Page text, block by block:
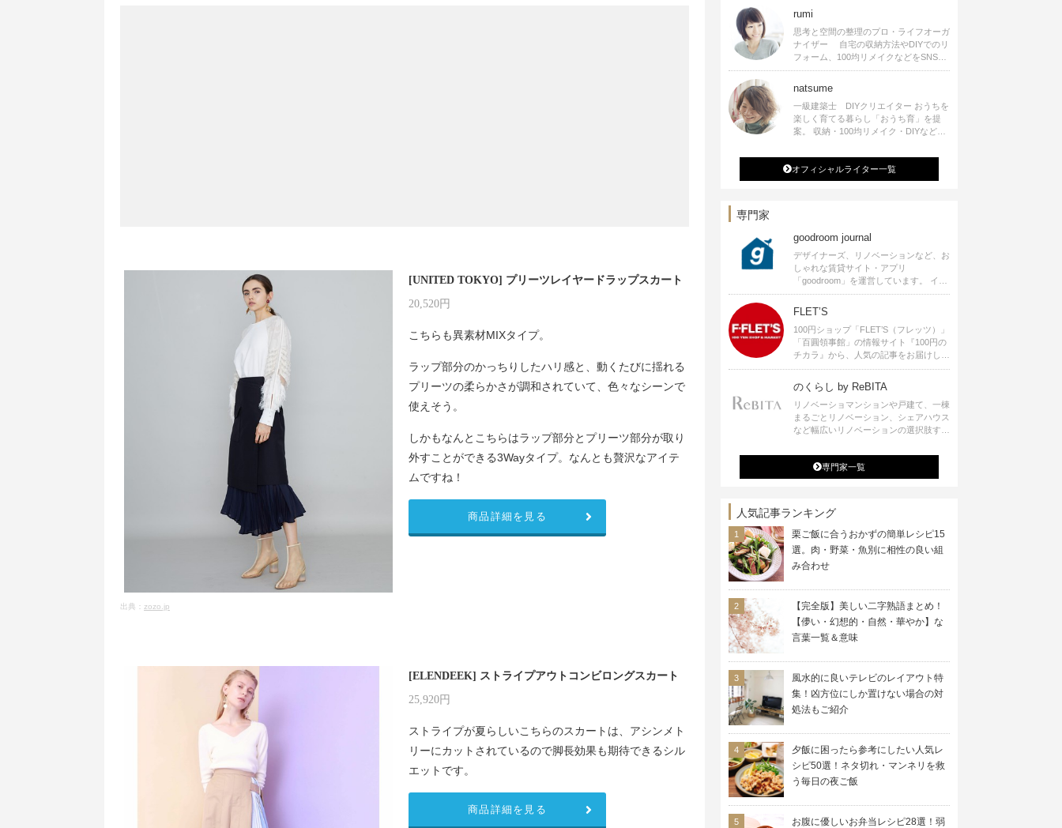
出典： zozo.jp
[UNITED TOKYO] プリーツレイヤードラップスカート
20,520円
こちらも異素材MIXタイプ。
ラップ部分のかっちりしたハリ感と、動くたびに揺れる
プリーツの柔らかさが調和されていて、色々なシーンで
使えそう。
しかもなんとこちらはラップ部分とプリーツ部分が取り
外すことができる3Wayタイプ。なんとも贅沢なアイテ
ムですね！
商品詳細を見る
[ELENDEEK] ストライプアウトコンビロングスカート
25,920円
ストライプが夏らしいこちらのスカートは、アシンメト
リーにカットされているので脚長効果も期待できるシル
エットです。
商品詳細を見る
ます。
rumi
思考と空間の整理のプロ・ライフオーガ
ナイザー 自宅の収納方法やDIYでのリ
フォーム、100均リメイクなどをSNSで
公開中。 収納やリメイク、インテリア
シピ提供、店舗プロデュース 2016年９
月に宝島社より【Rumiのおうち時間を
楽しむインテリア】を出版しました。
natsume
一級建築士 DIYクリエイター おうちを
楽しく育てる暮らし「おうち育」を提
案。 収納・100均リメイク・DIYなどお
発信中。 著書 なつめさんちの新しい
のになつかしいアンティークな部屋つく
り 雑誌掲載・TV出演・コラム執筆・
オフィシャルライター一覧
専門家
goodroom journal
デザイナーズ、リノベーションなど、お
しゃれな賃貸サイト・アプリ
「goodroom」を運営しています。 イン
テリアや、ひとり暮らし、ふたり暮らし
のアイディアなど、賃貸でも自分らしい
暮らしを楽しむためのヒントをお届けし
ます。
FLET’S
100円ショップ「FLET’S（フレッツ）」
「百圓領事館」の情報サイト『100円の
チカラ』から、人気の記事をお届けしま
す。
のくらし by ReBITA
リノベーショマンションや戸建て、一棟
まるごとリノベーション、シェアハウス
など幅広いリノベーションの選択肢すべ
ジ・シェアスペースなど、「住む」だけ
ではなく「働く」「遊ぶ」「学ぶ」「旅
する」といった領域でも、暮らしや生き
専門家一覧
人気記事ランキング
栗ご飯に合うおかずの簡単レシピ15
選。肉・野菜・魚別に相性の良い組
み合わせ
【完全版】美しい二字熟語まとめ！
【儚い・幻想的・自然・華やか】な
言葉一覧＆意味
風水的に良いテレビのレイアウト特
集！凶方位にしか置けない場合の対
処法もご紹介
夕飯に困ったら参考にしたい人気レ
シピ50選！ネタ切れ・マンネリを救
う毎日の夜ご飯
お腹に優しいお弁当レシピ28選！弱